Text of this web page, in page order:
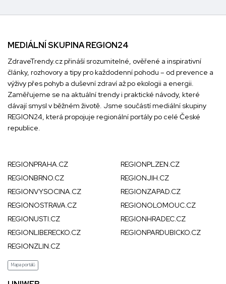
MEDIÁLNÍ SKUPINA REGION24
ZdraveTrendy.cz přináší srozumitelné, ověřené a inspirativní
články, rozhovory a tipy pro každodenní pohodu – od prevence a
výživy přes pohyb a duševní zdraví až po ekologii a energii.
Zaměřujeme se na aktuální trendy i praktické návody, které
dávají smysl v běžném životě. Jsme součástí mediální skupiny
REGION24, která propojuje regionální portály po celé České
republice.
REGIONPRAHA.CZ
REGIONPLZEN.CZ
REGIONBRNO.CZ
REGIONJIH.CZ
REGIONVYSOCINA.CZ
REGIONZAPAD.CZ
REGIONOSTRAVA.CZ
REGIONOLOMOUC.CZ
REGIONUSTI.CZ
REGIONHRADEC.CZ
REGIONLIBERECKO.CZ
REGIONPARDUBICKO.CZ
REGIONZLIN.CZ
Mapa portálů